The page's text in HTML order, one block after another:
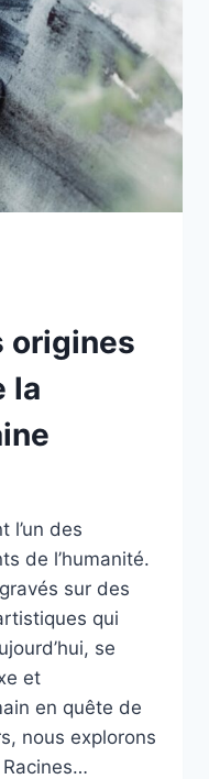
origines
la
l’un des
de l’humanité.
sur des
qui
se
et
en quête de
nous explorons